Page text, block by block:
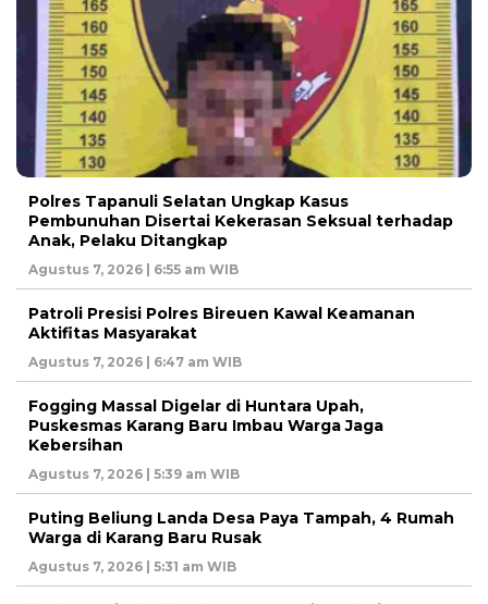
Polres Tapanuli Selatan Ungkap Kasus
Pembunuhan Disertai Kekerasan Seksual terhadap
Anak, Pelaku Ditangkap
Agustus 7, 2026 | 6:55 am WIB
Patroli Presisi Polres Bireuen Kawal Keamanan
Aktifitas Masyarakat
Agustus 7, 2026 | 6:47 am WIB
Fogging Massal Digelar di Huntara Upah,
Puskesmas Karang Baru Imbau Warga Jaga
Kebersihan
Agustus 7, 2026 | 5:39 am WIB
Puting Beliung Landa Desa Paya Tampah, 4 Rumah
Warga di Karang Baru Rusak
Agustus 7, 2026 | 5:31 am WIB